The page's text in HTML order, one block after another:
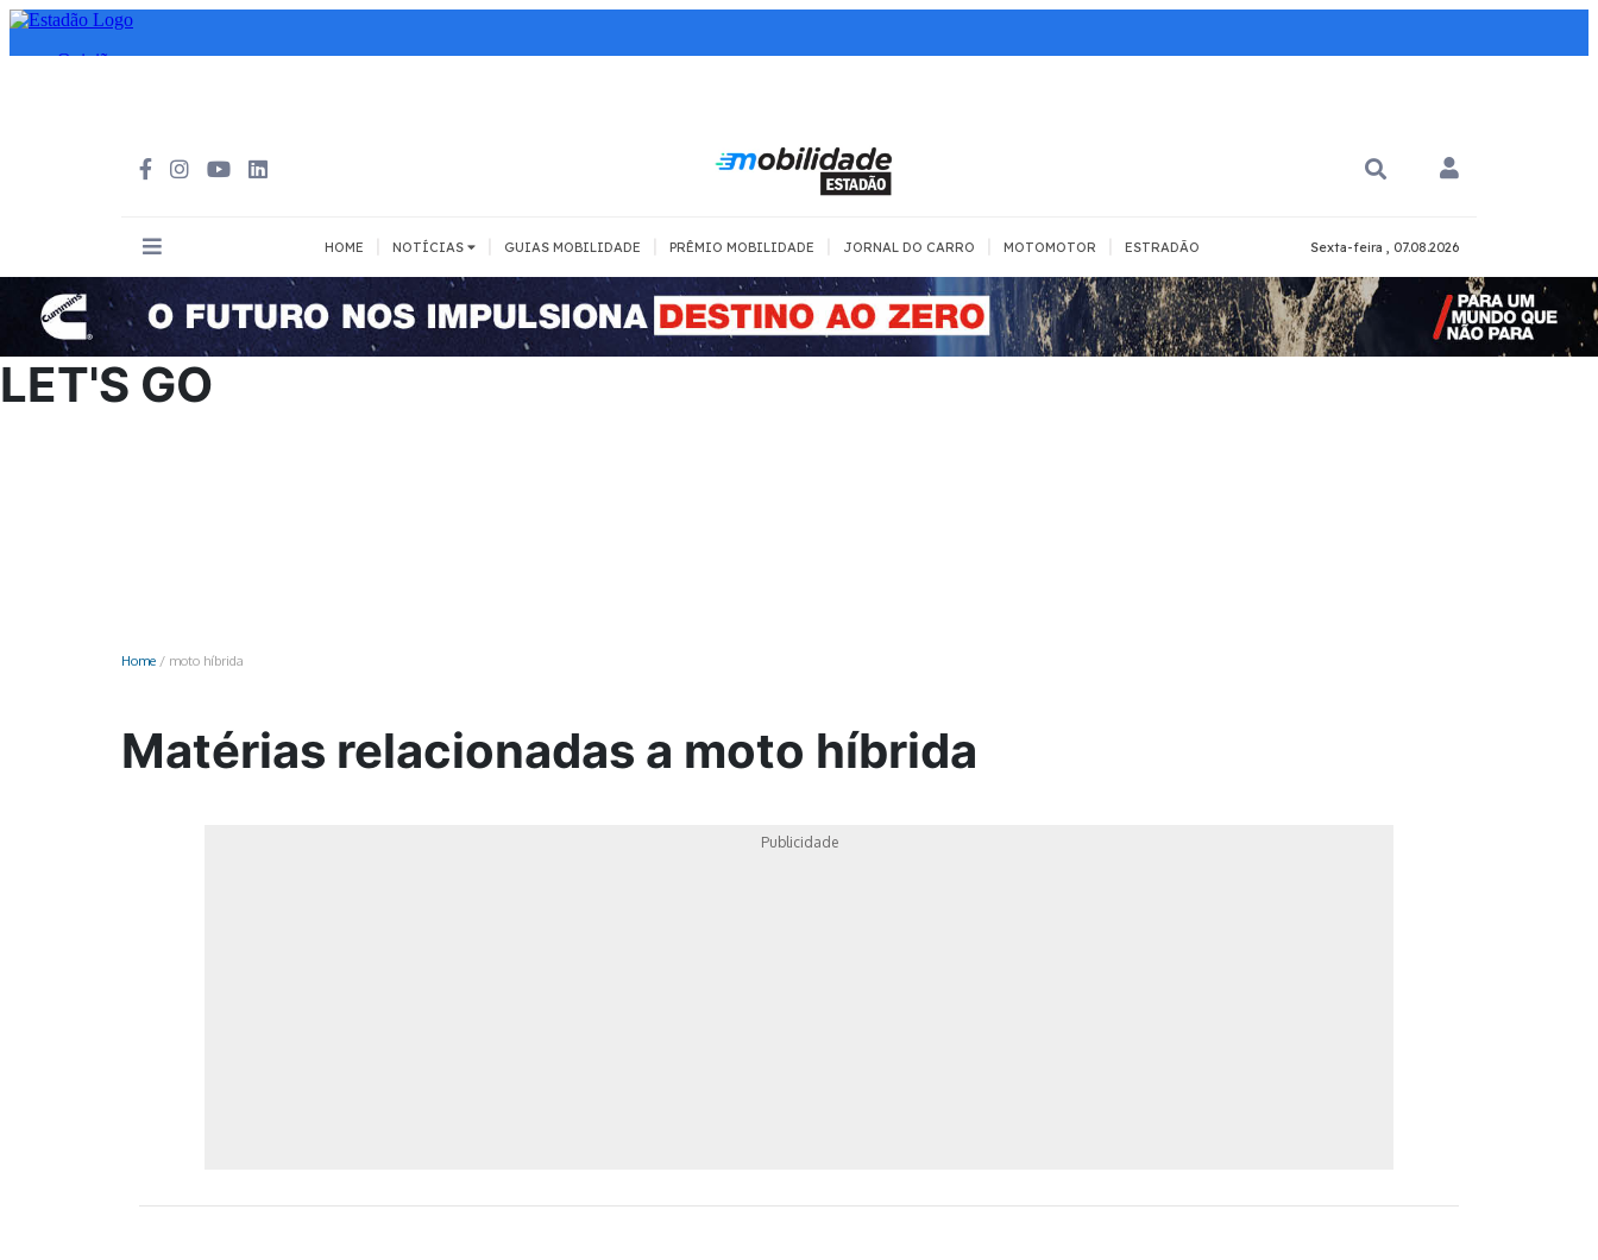
HOME NOTÍCIAS
INOVAÇÃO
Todos
MEIOS DE TRANSPORTE
Todos
MOBILIDADE COM
SEGURANÇA
MOBILIDADE PARA QUÊ?
Todos
PCD
Todos
GUIAS MOBILIDADE PRÊMIO MOBILIDADE JORNAL DO CARRO MOTOMOTOR ESTRADÃO Sexta-feira , 07.08.2026
LET'S GO
Home / moto híbrida
Matérias relacionadas a moto híbrida
Publicidade